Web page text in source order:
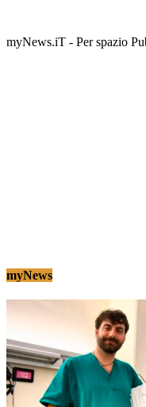
myNews.iT - Per spazio
myNews